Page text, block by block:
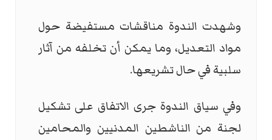
وشهدت الندوة مناقشات مستفيضة حول
مواد التعديل، وما يمكن أن تخلفه من آثار
سلبية في حال تشريعها.
وفي سياق الندوة جرى الاتفاق على تشكيل
لجنة من الناشطين المدنيين والمحامين